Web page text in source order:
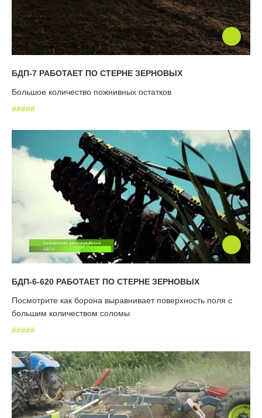
БДП-7 РАБОТАЕТ ПО СТЕРНЕ ЗЕРНОВЫХ
Большое количество пожнивных остатков
#####
БДП-6-620 РАБОТАЕТ ПО СТЕРНЕ ЗЕРНОВЫХ
Посмотрите как борона выравнивает поверхность поля с
большим количеством соломы
#####